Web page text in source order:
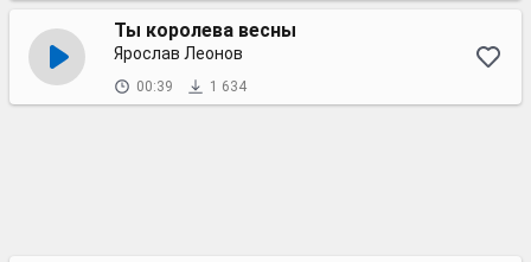
Ты королева весны
Ярослав Леонов
00:39 1 634